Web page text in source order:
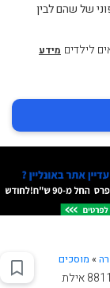
של שהם לבין
לילדים מידע
» מוסכים